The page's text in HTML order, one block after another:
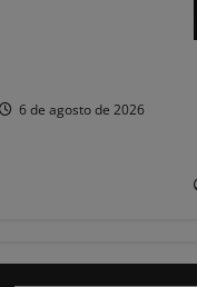
6 de agosto de 2026